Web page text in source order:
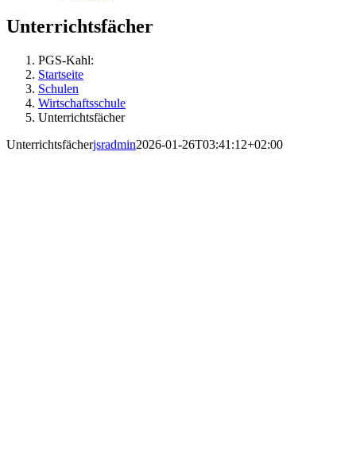
Unterrichtsfächer
PGS-Kahl:
Startseite
Schulen
Wirtschaftsschule
Unterrichtsfächer
Unterrichtsfächerjsradmin2026-01-26T03:41:12+02:00